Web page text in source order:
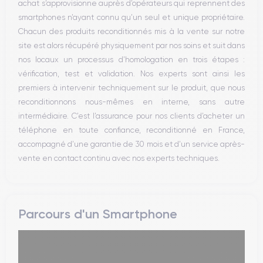
WiFi
Réseau
Vibreur
Prise USB
achat s’approvisionne auprès d’opérateurs qui reprennent des
smartphones n’ayant connu qu’un seul et unique propriétaire.
Chacun des produits reconditionnés mis à la vente sur notre
site est alors récupéré physiquement par nos soins et suit dans
nos locaux un processus d’homologation en trois étapes :
vérification, test et validation. Nos experts sont ainsi les
premiers à intervenir techniquement sur le produit, que nous
reconditionnons nous-mêmes en interne, sans autre
intermédiaire. C’est l’assurance pour nos clients d’acheter un
téléphone en toute confiance, reconditionné en France,
accompagné d’une garantie de 30 mois et d’un service après-
vente en contact continu avec nos experts techniques.
Parcours d'un Smartphone